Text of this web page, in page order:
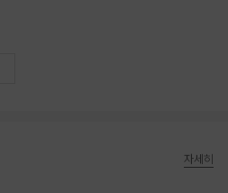
자세히